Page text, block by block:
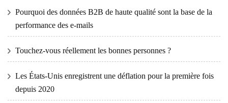
Pourquoi des données B2B de haute qualité sont la base de la
performance des e-mails
Touchez-vous réellement les bonnes personnes ?
Les États-Unis enregistrent une déflation pour la première fois
depuis 2020